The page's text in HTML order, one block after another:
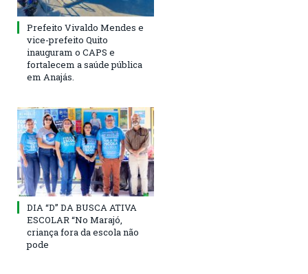
Prefeito Vivaldo Mendes e
vice-prefeito Quito
inauguram o CAPS e
fortalecem a saúde pública
em Anajás.
DIA “D” DA BUSCA ATIVA
ESCOLAR “No Marajó,
criança fora da escola não
pode